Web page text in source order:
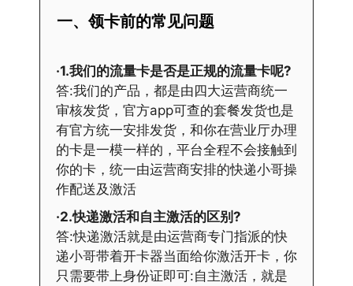
一、领卡前的常见问题
·1.我们的流量卡是否是正规的流量卡呢?
答:我们的产品，都是由四大运营商统一
审核发货，官方app可查的套餐发货也是
有官方统一安排发货，和你在营业厅办理
的卡是一模一样的，平台全程不会接触到
你的卡，统一由运营商安排的快递小哥操
作配送及激活
·2.快递激活和自主激活的区别?
答:快递激活就是由运营商专门指派的快
递小哥带着开卡器当面给你激活开卡，你
只需要带上身份证即可:自主激活，就是